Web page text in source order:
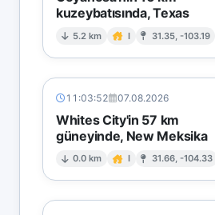
kuzeybatısında, Texas
5.2 km I 31.35, -103.19
11:03:52 07.08.2026
Whites City'in 57 km
güneyinde, New Meksika
0.0 km I 31.66, -104.33